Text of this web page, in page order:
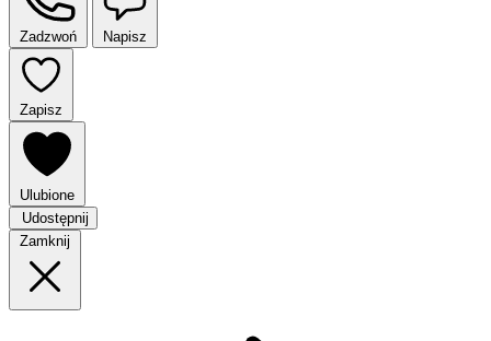
Zadzwoń Napisz
Zapisz
Ulubione
Udostępnij
Zamknij